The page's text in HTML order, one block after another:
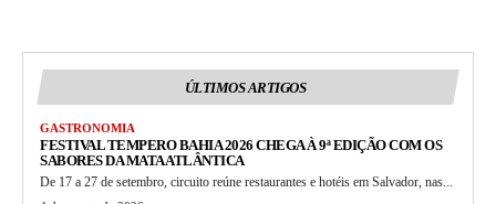
ÚLTIMOS ARTIGOS
GASTRONOMIA
FESTIVAL TEMPERO BAHIA 2026 CHEGA À 9ª EDIÇÃO COM OS
SABORES DA MATA ATLÂNTICA
De 17 a 27 de setembro, circuito reúne restaurantes e hotéis em Salvador, nas...